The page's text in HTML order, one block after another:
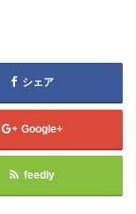
シェア
Google+
feedly